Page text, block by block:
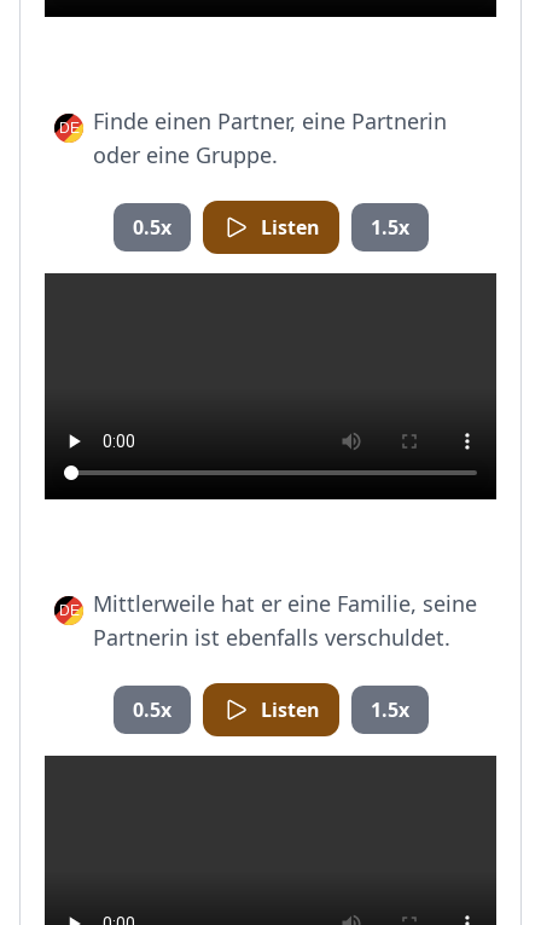
Finde einen Partner, eine Partnerin
oder eine Gruppe.
0.5x Listen 1.5x
Mittlerweile hat er eine Familie, seine
Partnerin ist ebenfalls verschuldet.
0.5x Listen 1.5x